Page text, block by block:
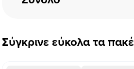
Σύγκρινε εύκολα τα